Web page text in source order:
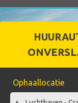
Ophaallocatie